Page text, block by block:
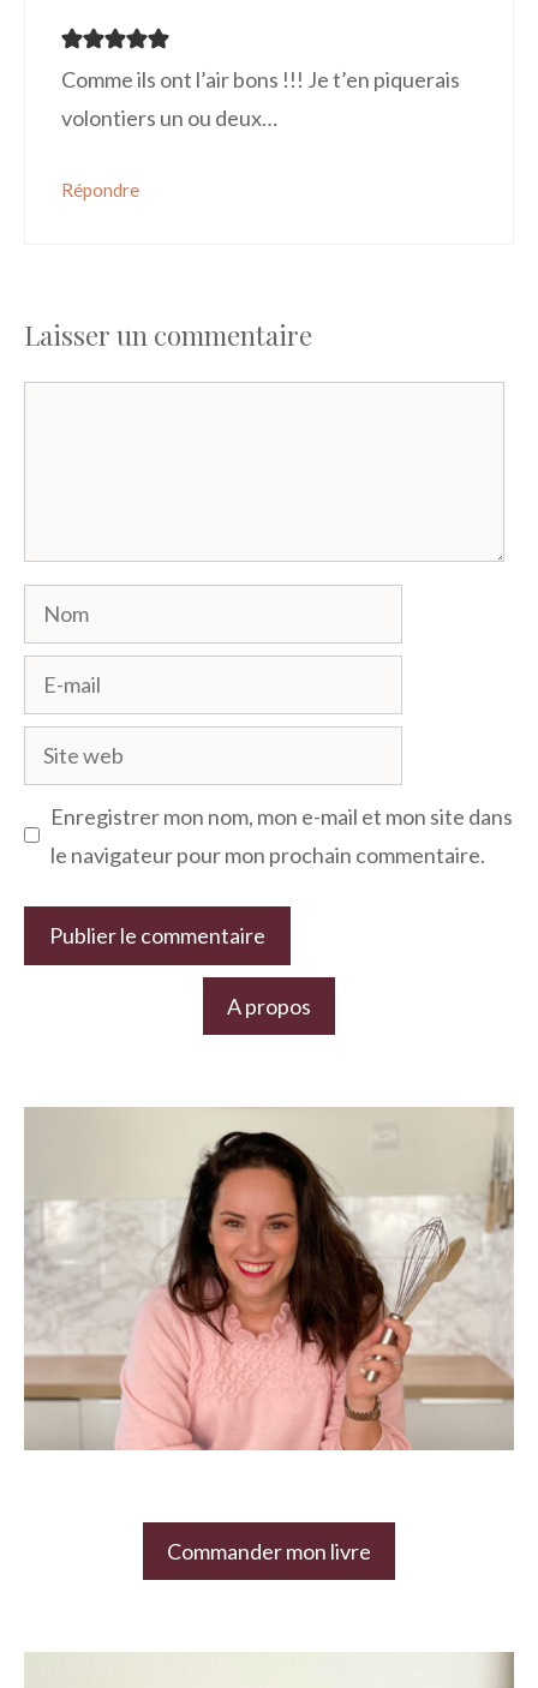
Comme ils ont l’air bons !!! Je t’en piquerais
volontiers un ou deux…
Répondre
Laisser un commentaire
Nom
mail
Site
web
Enregistrer mon nom, mon e-mail et mon site dans
le navigateur pour mon prochain commentaire.
A propos
Commander mon livre